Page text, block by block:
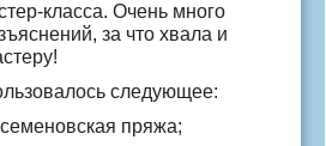
класса. Очень много
за что хвала и
следующее:
пряжа;